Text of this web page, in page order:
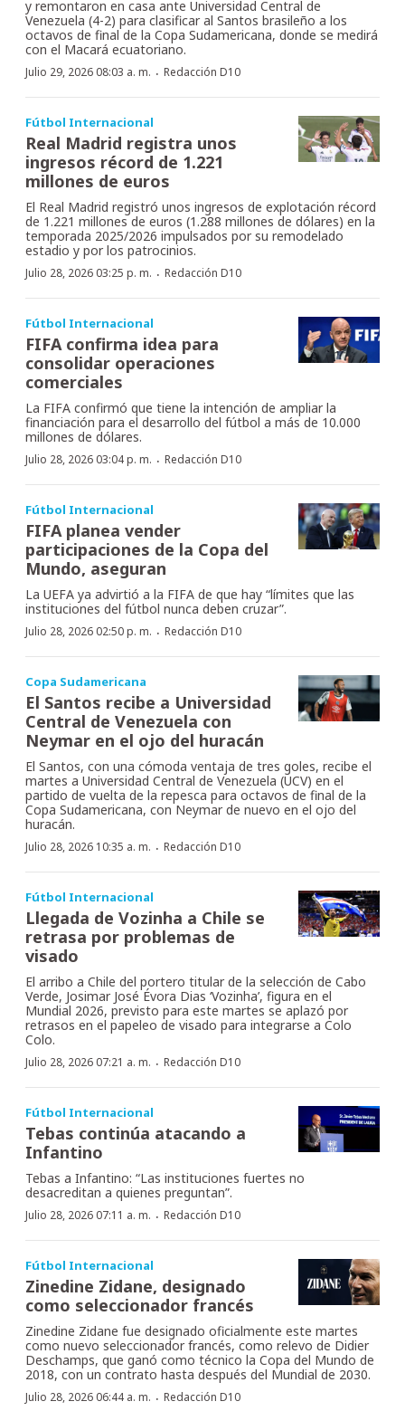
y remontaron en casa ante Universidad Central de
Venezuela (4-2) para clasificar al Santos brasileño a los
octavos de final de la Copa Sudamericana, donde se medirá
con el Macará ecuatoriano.
Julio 29, 2026 08:03 a. m. · Redacción D10
Fútbol Internacional
Real Madrid registra unos
ingresos récord de 1.221
millones de euros
El Real Madrid registró unos ingresos de explotación récord
de 1.221 millones de euros (1.288 millones de dólares) en la
temporada 2025/2026 impulsados por su remodelado
estadio y por los patrocinios.
Julio 28, 2026 03:25 p. m. · Redacción D10
Fútbol Internacional
FIFA confirma idea para
consolidar operaciones
comerciales
La FIFA confirmó que tiene la intención de ampliar la
financiación para el desarrollo del fútbol a más de 10.000
millones de dólares.
Julio 28, 2026 03:04 p. m. · Redacción D10
Fútbol Internacional
FIFA planea vender
participaciones de la Copa del
Mundo, aseguran
La UEFA ya advirtió a la FIFA de que hay “límites que las
instituciones del fútbol nunca deben cruzar”.
Julio 28, 2026 02:50 p. m. · Redacción D10
Copa Sudamericana
El Santos recibe a Universidad
Central de Venezuela con
Neymar en el ojo del huracán
El Santos, con una cómoda ventaja de tres goles, recibe el
martes a Universidad Central de Venezuela (UCV) en el
partido de vuelta de la repesca para octavos de final de la
Copa Sudamericana, con Neymar de nuevo en el ojo del
huracán.
Julio 28, 2026 10:35 a. m. · Redacción D10
Fútbol Internacional
Llegada de Vozinha a Chile se
retrasa por problemas de
visado
El arribo a Chile del portero titular de la selección de Cabo
Verde, Josimar José Évora Dias ‘Vozinha’, figura en el
Mundial 2026, previsto para este martes se aplazó por
retrasos en el papeleo de visado para integrarse a Colo
Colo.
Julio 28, 2026 07:21 a. m. · Redacción D10
Fútbol Internacional
Tebas continúa atacando a
Infantino
Tebas a Infantino: “Las instituciones fuertes no
desacreditan a quienes preguntan”.
Julio 28, 2026 07:11 a. m. · Redacción D10
Fútbol Internacional
Zinedine Zidane, designado
como seleccionador francés
Zinedine Zidane fue designado oficialmente este martes
como nuevo seleccionador francés, como relevo de Didier
Deschamps, que ganó como técnico la Copa del Mundo de
2018, con un contrato hasta después del Mundial de 2030.
Julio 28, 2026 06:44 a. m. · Redacción D10